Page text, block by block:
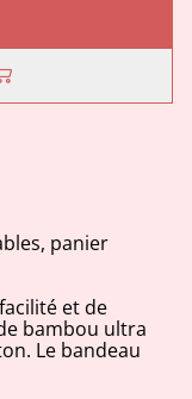
panier
et de
bambou ultra
Le bandeau